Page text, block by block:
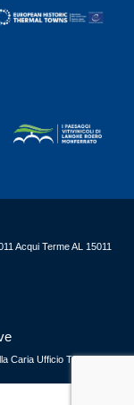
Acqui Terme AL 15011
Caria Ufficio Turismo